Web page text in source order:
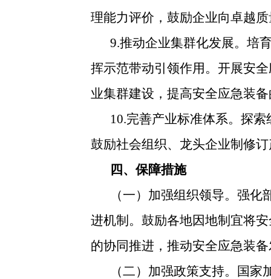
理能力评价，鼓励企业向卓越
9.推动企业集群化发展。培
挥示范带动引领作用。开展安
业集群建设，提高安全应急装
10.完善产业标准体系。探
鼓励社会组织、龙头企业制修
四、保障措施
（一）加强组织领导。强
进机制。鼓励各地因地制宜将
的协同推进，推动安全应急装
（二）加强政策支持。国